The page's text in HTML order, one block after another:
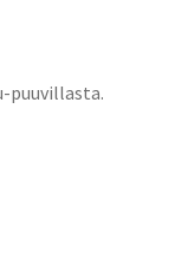
puuvillasta.